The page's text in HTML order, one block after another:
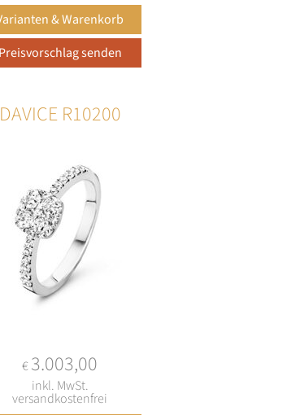
DAVICE R10200
€3.003,00
inkl. MwSt.
versandkostenfrei